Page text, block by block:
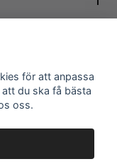
för att anpassa
du ska få bästa
oss.